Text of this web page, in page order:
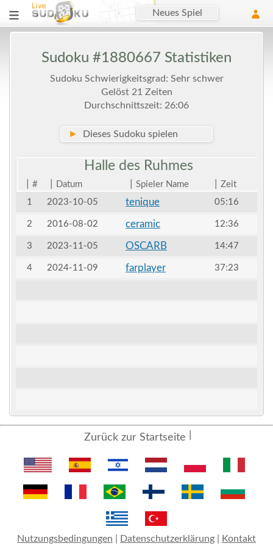
Neues Spiel
Sudoku #1880667 Statistiken
Sudoku Schwierigkeitsgrad: Sehr schwer
Gelöst 21 Zeiten
Durchschnittszeit: 26:06
► Dieses Sudoku spielen
Halle des Ruhmes
# Datum Spieler Name
Zeit
1
2023-10-05 tenique 05:16
2 2016-08-02 ceramic 12:36
3 2023-11-05 OSCARB 14:47
4 2024-11-09 farplayer 37:23
Zurück zur Startseite
Nutzungsbedingungen Datenschutzerklärung Kontakt